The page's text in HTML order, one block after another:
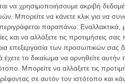
να χρησιμοποιήσουμε ακριβή
Μπορείτε να κάνετε κλικ για να
παραπάνω.
και να αλλάξετε τις προτιμήσεις σας
επεξεργασία των προσωπικών σας
το δικαίωμα να αρνηθείτε αυτήν
Μπορείτε να αλλάξετε τις
σε αυτόν τον ιστότοπο και
Bond girl;
23ου Τζέιμς Μποντ;